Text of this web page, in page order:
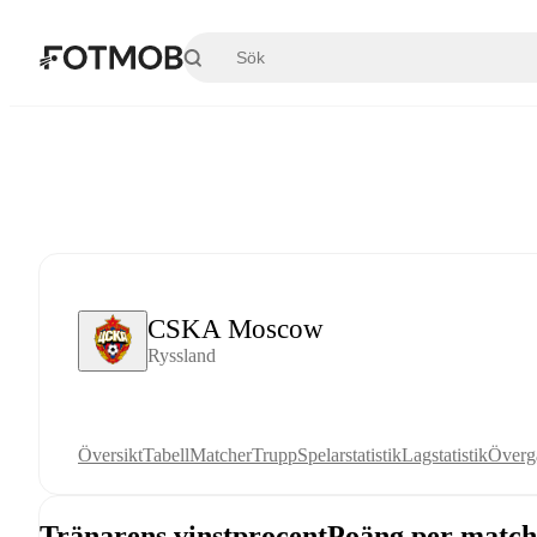
CSKA Moscow
Ryssland
ÖversiktTabellMatcherTruppSpelarstatistikLagstatistik